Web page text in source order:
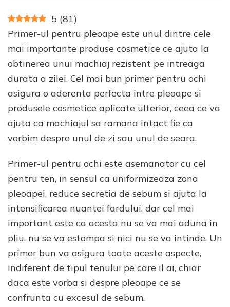
5 (81)
Primer-ul pentru pleoape este unul dintre cele
mai importante produse cosmetice ce ajuta la
obtinerea unui machiaj rezistent pe intreaga
durata a zilei. Cel mai bun primer pentru ochi
asigura o aderenta perfecta intre pleoape si
produsele cosmetice aplicate ulterior, ceea ce va
ajuta ca machiajul sa ramana intact fie ca
vorbim despre unul de zi sau unul de seara.
Primer-ul pentru ochi este asemanator cu cel
pentru ten, in sensul ca uniformizeaza zona
pleoapei, reduce secretia de sebum si ajuta la
intensificarea nuantei fardului, dar cel mai
important este ca acesta nu se va mai aduna in
pliu, nu se va estompa si nici nu se va intinde. Un
primer bun va asigura toate aceste aspecte,
indiferent de tipul tenului pe care il ai, chiar
daca este vorba si despre pleoape ce se
confrunta cu excesul de sebum.